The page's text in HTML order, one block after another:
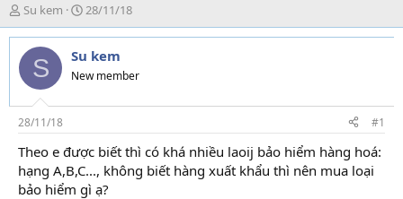
T
h
r
e
d
s
t
a
r
t
e
Su kem
N
g
à
y
g
i
28/11/18
S Su kem
New member
28/11/18 #1
Theo e được biết thì có khá nhiều laoij bảo hiểm hàng hoá:
hạng A,B,C..., không biết hàng xuất khẩu thì nên mua loại
bảo hiểm gì ạ?